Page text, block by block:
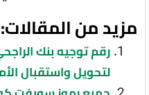
مزيد من المقالات:
رقم توجيه بنك
لتحويل واستقبال